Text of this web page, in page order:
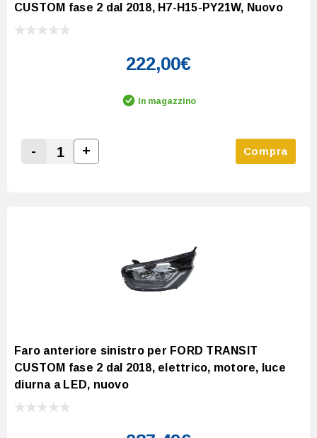
CUSTOM fase 2 dal 2018, H7-H15-PY21W, Nuovo
222,00€
In magazzino
Decrease Quantity:
-
Increase Quantity:
+ Compra
Faro anteriore sinistro per FORD TRANSIT
CUSTOM fase 2 dal 2018, elettrico, motore, luce
diurna a LED, nuovo